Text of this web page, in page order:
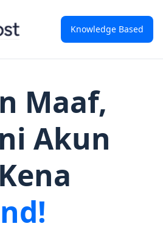
Knowledge Based
Maaf,
Akun